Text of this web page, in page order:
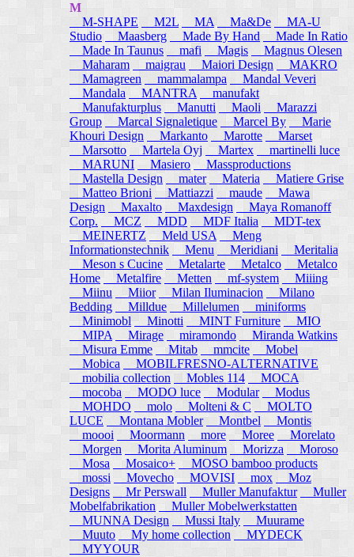
M
M-SHAPE
M2L MA Ma&De
MA-U
Studio
Maasberg Made By Hand
Made In Ratio
Made In Taunus
mafi Magis
Magnus Olesen
Maharam
maigrau Maiori Design
MAKRO
Mamagreen
mammalampa
Mandal Veveri
Mandala
MANTRA
manufakt
Manufakturplus
Manutti Maoli
Marazzi
Group
Marcal Signaletique Marcel By
Marie
Khouri Design
Markanto Marotte
Marset
Marsotto
Martela Oyj Martex
martinelli luce
MARUNI
Masiero
Massproductions
Mastella Design
mater Materia
Matiere Grise
Matteo Brioni
Mattiazzi maude
Mawa
Design
Maxalto Maxdesign
Maya Romanoff
Corp.
MCZ MDD MDF Italia
MDT-tex
MEINERTZ
Meld USA
Meng
Informationstechnik
Menu Meridiani
Meritalia
Meson s Cucine
Metalarte Metalco
Metalco
Home Metalfire Metten mf-system
Miiing
Miinu
Miior Milan Iluminacion
Milano
Bedding
Milldue Millelumen
miniforms
Minimobl Minotti MINT Furniture
MIO
MIPA
Mirage miramondo
Miranda Watkins
Misura Emme
Mitab mmcite
Mobel
Mobica
MOBILFRESNO-ALTERNATIVE
mobilia collection
Mobles 114
MOCA
mocoba
MODO luce Modular
Modus
MOHDO
molo Molteni & C
MOLTO
LUCE
Montana Mobler Montbel
Montis
moooi
Moormann more Moree
Morelato
Morgen
Morita Aluminum Morizza
Moroso
Mosa
Mosaico+
MOSO bamboo products
mossi
Movecho MOVISI mox
Moz
Designs
Mr Perswall Muller Manufaktur
Muller
Mobelfabrikation
Muller Mobelwerkstatten
MUNNA Design
Mussi Italy
Muurame
Muuto My home collection
MYDECK
MYYOUR